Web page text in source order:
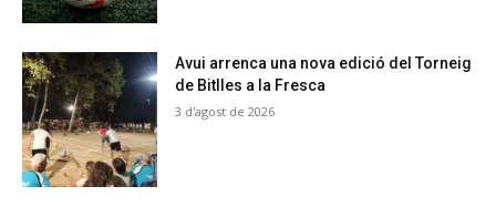
Avui arrenca una nova edició del Torneig
de Bitlles a la Fresca
3 d'agost de 2026